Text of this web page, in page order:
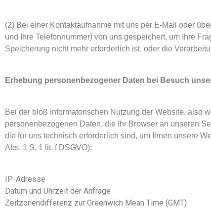
(2) Bei einer Kontaktaufnahme mit uns per E-Mail oder
und Ihre Telefonnummer) von uns gespeichert, um Ihre
Speicherung nicht mehr erforderlich ist, oder die
Erhebung personenbezogener Daten bei Besuch
Bei der bloß informatorischen Nutzung der Website, also
personenbezogenen Daten, die Ihr Browser an unseren
die für uns technisch erforderlich sind, um Ihnen unsere
Abs. 1 S. 1 lit. f DSGVO):
IP-Adresse
Datum und Uhrzeit der Anfrage
Zeitzonendifferenz zur Greenwich Mean Time (GMT)